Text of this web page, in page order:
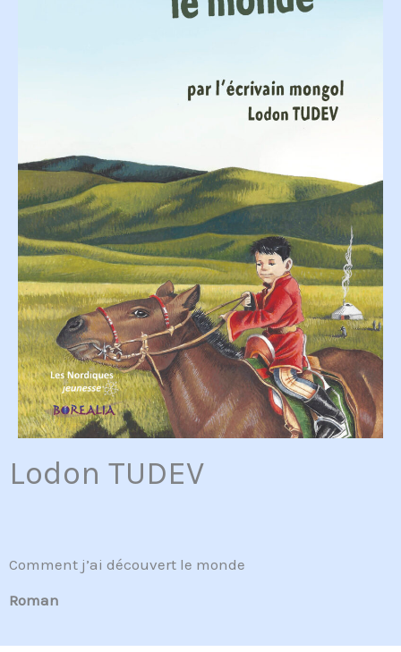
Lodon TUDEV
Comment j’ai découvert le monde
Roman